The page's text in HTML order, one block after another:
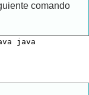
comando